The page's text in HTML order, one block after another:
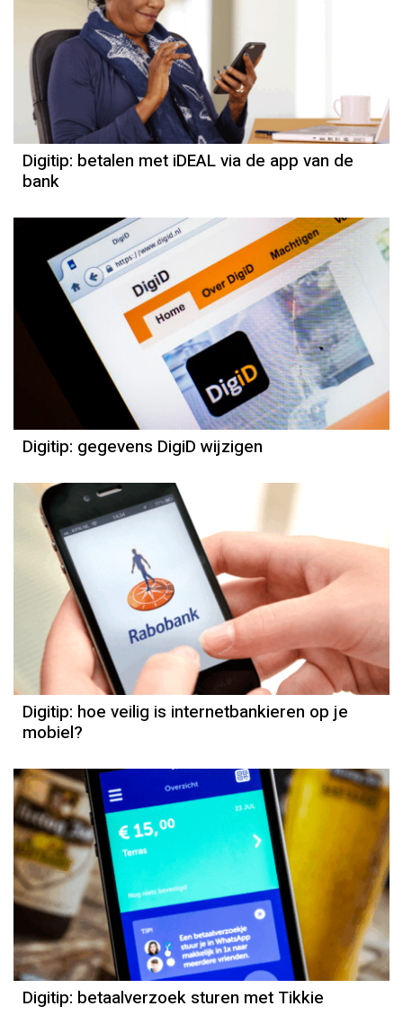
Digitip: betalen met iDEAL via de app van de
bank
Digitip: gegevens DigiD wijzigen
Digitip: hoe veilig is internetbankieren op je
mobiel?
Digitip: betaalverzoek sturen met Tikkie